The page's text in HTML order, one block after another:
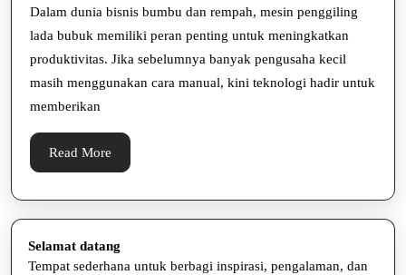
untuk
Usaha
Modern
Dalam dunia bisnis bumbu dan rempah, mesin penggiling
lada bubuk memiliki peran penting untuk meningkatkan
produktivitas. Jika sebelumnya banyak pengusaha kecil
masih menggunakan cara manual, kini teknologi hadir untuk
memberikan
Read More
More
Selamat datang
Tempat sederhana untuk berbagi inspirasi, pengalaman, dan